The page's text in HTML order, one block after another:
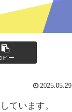
ピー
2025.05.29
ています。